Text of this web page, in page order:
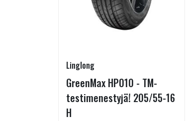
Linglong
GreenMax HP010 - TM-
testimenestyjä! 205/55-16
H